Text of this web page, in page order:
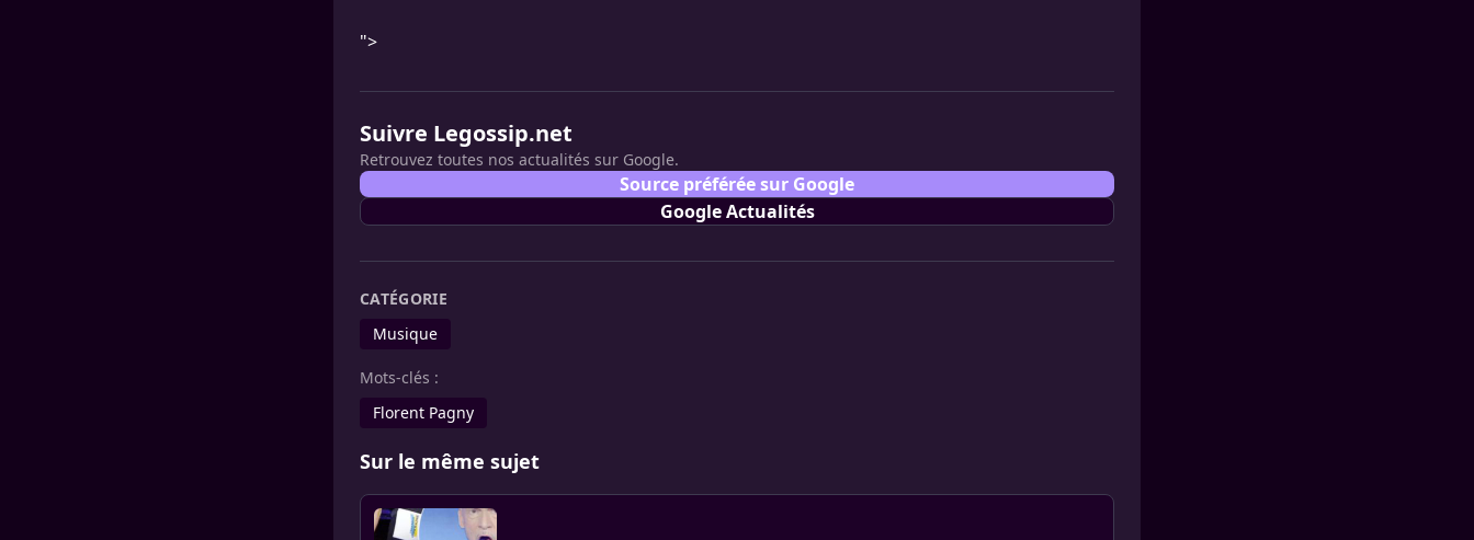
">
Suivre Legossip.net
Retrouvez toutes nos actualités sur Google.
Source préférée sur Google
Google Actualités
CATÉGORIE
Musique
Mots-clés :
Florent Pagny
Sur le même sujet